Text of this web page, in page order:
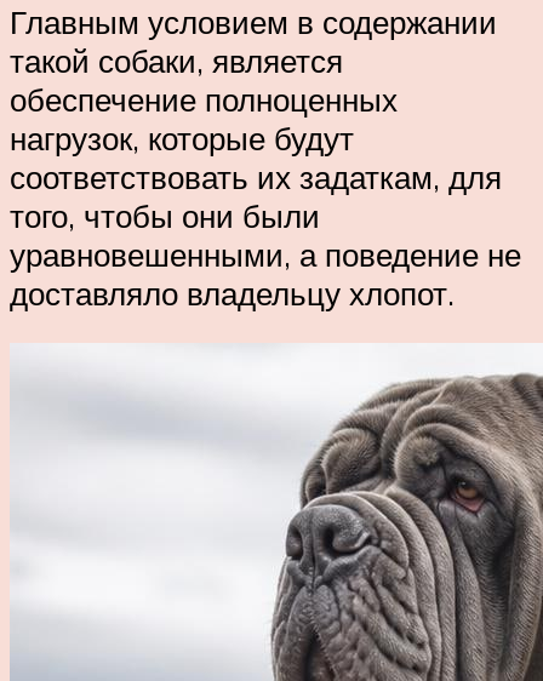
Главным условием в содержании
такой собаки, является
обеспечение полноценных
нагрузок, которые будут
соответствовать их задаткам, для
того, чтобы они были
уравновешенными, а поведение не
доставляло владельцу хлопот.